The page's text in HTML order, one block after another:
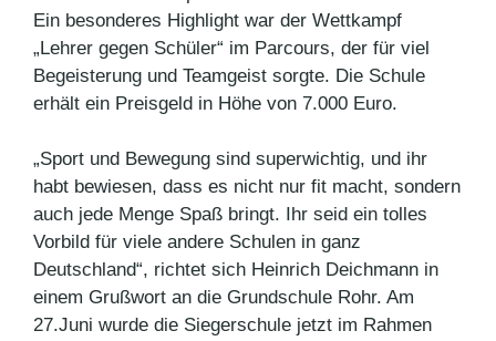
Ein besonderes Highlight war der Wettkampf
„Lehrer gegen Schüler“ im Parcours, der für viel
Begeisterung und Teamgeist sorgte. Die Schule
erhält ein Preisgeld in Höhe von 7.000 Euro.
„Sport und Bewegung sind superwichtig, und ihr
habt bewiesen, dass es nicht nur fit macht, sondern
auch jede Menge Spaß bringt. Ihr seid ein tolles
Vorbild für viele andere Schulen in ganz
Deutschland“, richtet sich Heinrich Deichmann in
einem Grußwort an die Grundschule Rohr. Am
27.Juni wurde die Siegerschule jetzt im Rahmen